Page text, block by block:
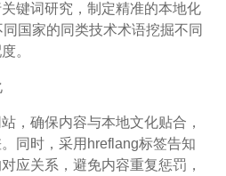
键词研究，制定精准的本地化
国家的同类技术术语挖掘不同
。
，确保内容与本地文化贴合，
同时，采用hreflang标签告知
应关系，避免内容重复惩罚，